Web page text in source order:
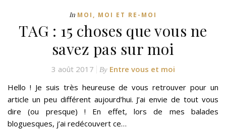
In MOI, MOI ET RE-MOI
TAG : 15 choses que vous ne
savez pas sur moi
3 août 2017 By Entre vous et moi
Hello ! Je suis très heureuse de vous retrouver pour un
article un peu différent aujourd’hui. J’ai envie de tout vous
dire (ou presque) ! En effet, lors de mes balades
bloguesques, j’ai redécouvert ce…